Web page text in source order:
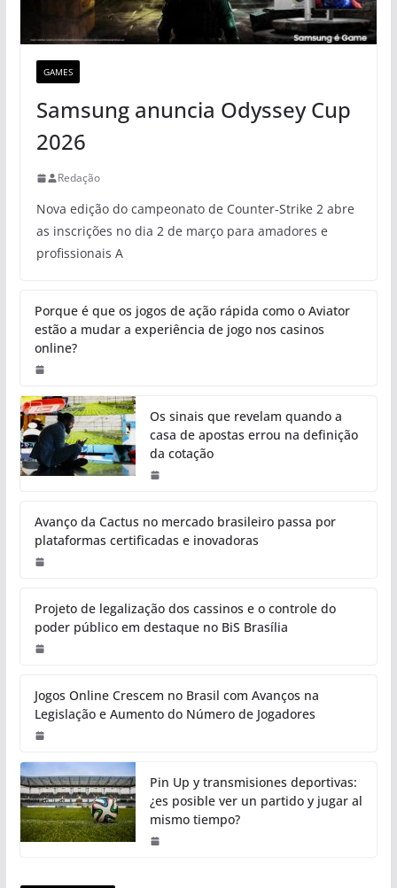
GAMES
Samsung anuncia Odyssey Cup
2026
Redação
Nova edição do campeonato de Counter-Strike 2 abre
as inscrições no dia 2 de março para amadores e
profissionais A
Porque é que os jogos de ação rápida como o Aviator
estão a mudar a experiência de jogo nos casinos
online?
Os sinais que revelam quando a
casa de apostas errou na definição
da cotação
Avanço da Cactus no mercado brasileiro passa por
plataformas certificadas e inovadoras
Projeto de legalização dos cassinos e o controle do
poder público em destaque no BiS Brasília
Jogos Online Crescem no Brasil com Avanços na
Legislação e Aumento do Número de Jogadores
Pin Up y transmisiones deportivas:
¿es posible ver un partido y jugar al
mismo tiempo?